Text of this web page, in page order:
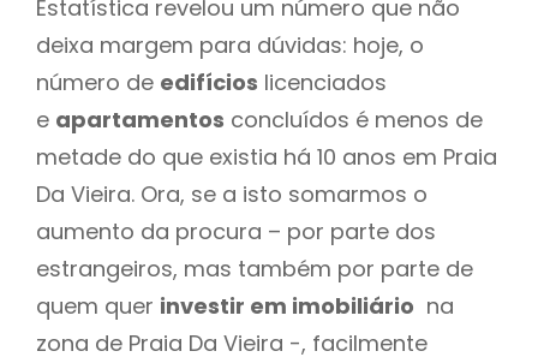
Estatística revelou um número que não
deixa margem para dúvidas: hoje, o
número de edifícios licenciados
e apartamentos concluídos é menos de
metade do que existia há 10 anos em Praia
Da Vieira. Ora, se a isto somarmos o
aumento da procura – por parte dos
estrangeiros, mas também por parte de
quem quer investir em imobiliário na
zona de Praia Da Vieira -, facilmente